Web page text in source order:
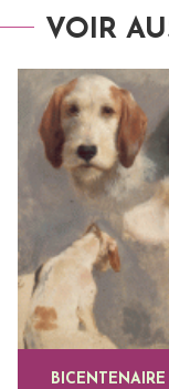
VOIR
BICENTENAIRE